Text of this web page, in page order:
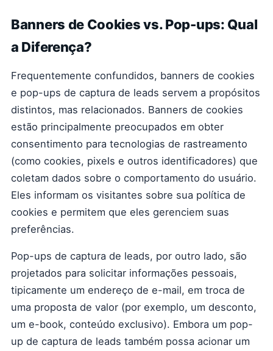
Banners de Cookies vs. Pop-ups: Qual
a Diferença?
Frequentemente confundidos, banners de cookies
e pop-ups de captura de leads servem a propósitos
distintos, mas relacionados. Banners de cookies
estão principalmente preocupados em obter
consentimento para tecnologias de rastreamento
(como cookies, pixels e outros identificadores) que
coletam dados sobre o comportamento do usuário.
Eles informam os visitantes sobre sua política de
cookies e permitem que eles gerenciem suas
preferências.
Pop-ups de captura de leads, por outro lado, são
projetados para solicitar informações pessoais,
tipicamente um endereço de e-mail, em troca de
uma proposta de valor (por exemplo, um desconto,
um e-book, conteúdo exclusivo). Embora um pop-
up de captura de leads também possa acionar um